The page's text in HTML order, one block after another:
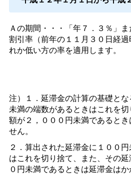
Ａの期間・・・「年７．３％」
割引率（前年の１１月３０日経
れか低い方の率を適用します。
注）１．延滞金の計算の基礎と
未満の端数があるときはこれを
額が２，０００円未満であると
せん。
２．算出された延滞金に１００
はこれを切り捨て、また、その
０円未満であるときは延滞金はか